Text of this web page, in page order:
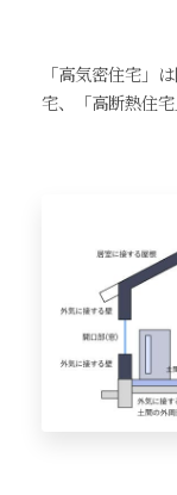
「高気密住宅」
宅、「高断熱住